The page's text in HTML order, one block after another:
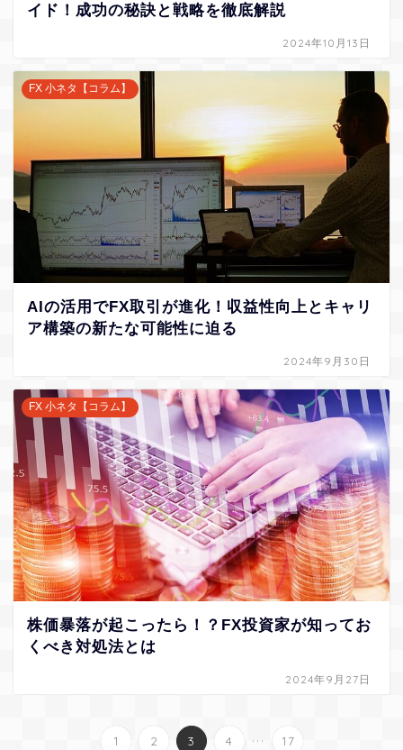
イド！成功の秘訣と戦略を徹底解説
2024年10月13日
FX 小ネタ【コラム】
AIの活用でFX取引が進化！収益性向上とキャリ
ア構築の新たな可能性に迫る
2024年9月30日
FX 小ネタ【コラム】
株価暴落が起こったら！？FX投資家が知ってお
くべき対処法とは
2024年9月27日
1 2 3 4 ... 17